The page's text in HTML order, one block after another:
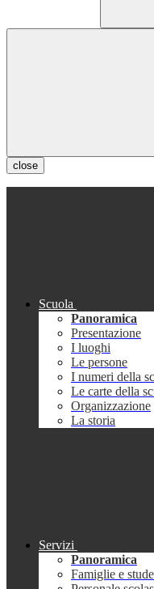
close
Scuola
Panoramica
Presentazione
I luoghi
Le persone
I numeri della
Le carte della
Organizzazione
La storia
Servizi
Panoramica
Famiglie e